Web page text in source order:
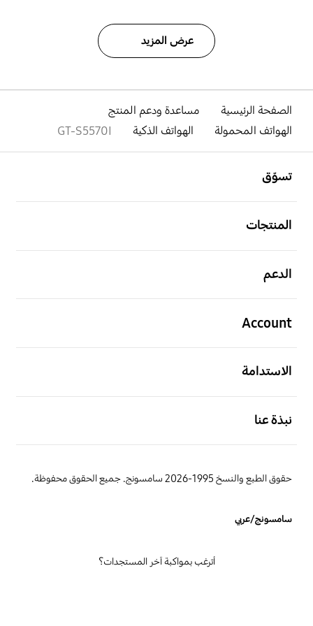
عرض المزيد
الصفحة الرئيسية
مساعدة ودعم المنتج
الهواتف المحمولة
الهواتف الذكية GT-S5570I
تسوّق
المنتجات
الدعم
Account
الاستدامة
نبذة عنا
حقوق الطبع والنسخ 1995-2026 سامسونج. جميع الحقوق محفوظة.
سامسونج/عربي
أترغب بمواكبة آخر المستجدات؟